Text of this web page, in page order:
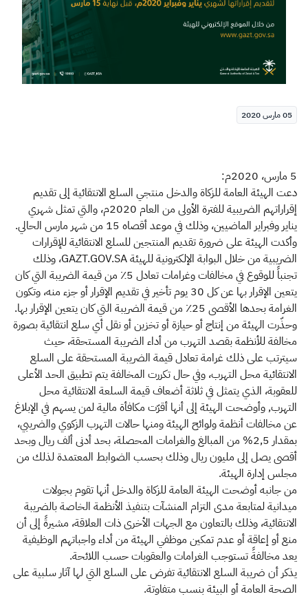
05 مارس 2020
5 مارس، 2020م:
دعت الهيئة العامة للزكاة والدخل منتجي السلع الانتقائية إلى تقديم
إقراراتهم الضريبية للفترة الأولى من العام 2020م، والتي تمثل شهري
يناير وفبراير الماضيين، وذلك في موعد أقصاه 15 من شهر مارس الحالي.
وأكدت الهيئة على ضرورة تقديم المنتجين للسلع الانتقائية للإقرارات
الضريبية من خلال البوابة الإلكترونية للهيئة GAZT.GOV.SA، وذلك
تجنباً للوقوع في مخالفات وغرامات تعادل 5٪ من قيمة الضريبة التي كان
يتعين الإقرار بها عن كل 30 يوم تأخير في تقديم الإقرار أو جزء منه، وتكون
الغرامة بحدها الأقصى 25٪ من قيمة الضريبة التي كان يتعين الإقرار بها.
وحذّرت الهيئة من إنتاج أو حيازة أو تخزين أو نقل أي سلع انتقائية بصورة
مخالفة للأنظمة بقصد التهرب من أداء الضريبة المستحقة، حيث
سيترتب على ذلك غرامة تعادل قيمة الضريبة المستحقة على السلع
الانتقائية محل التهرب، وفي حال تكررت المخالفة يتم تطبيق الحد الأعلى
للعقوبة، الذي يتمثل في ثلاثة أضعاف قيمة السلعة الانتقائية محل
التهرب, وأوضحت الهيئة إلى أنها أقرّت مكافأة مالية لمن يسهم في الإبلاغ
عن مخالفات أنظمة ولوائح الهيئة ومنها حالات التهرب الزكوي والضريبي،
بمقدار 2,5% من المبالغ والغرامات المحصلة، بحد أدنى ألف ريال وبحد
أقصى يصل إلى مليون ريال وذلك بحسب الضوابط المعتمدة لذلك من
مجلس إدارة الهيئة.
من جانبه أوضحت الهيئة العامة للزكاة والدخل أنها تقوم بجولات
ميدانية لمتابعة مدى التزام المنشآت بتنفيذ الأنظمة الخاصة بالضريبة
الانتقائية، وذلك بالتعاون مع الجهات الأخرى ذات العلاقة، مشيرةً إلى أن
منع أو إعاقة أو عدم تمكين موظفي الهيئة من أداء واجباتهم الوظيفية
يعد مخالفةً تستوجب الغرامات والعقوبات حسب اللائحة.
يذكر أن ضريبة السلع الانتقائية تفرض على السلع التي لها آثار سلبية على
الصحة العامة أو البيئة بنسب متفاوتة. ​